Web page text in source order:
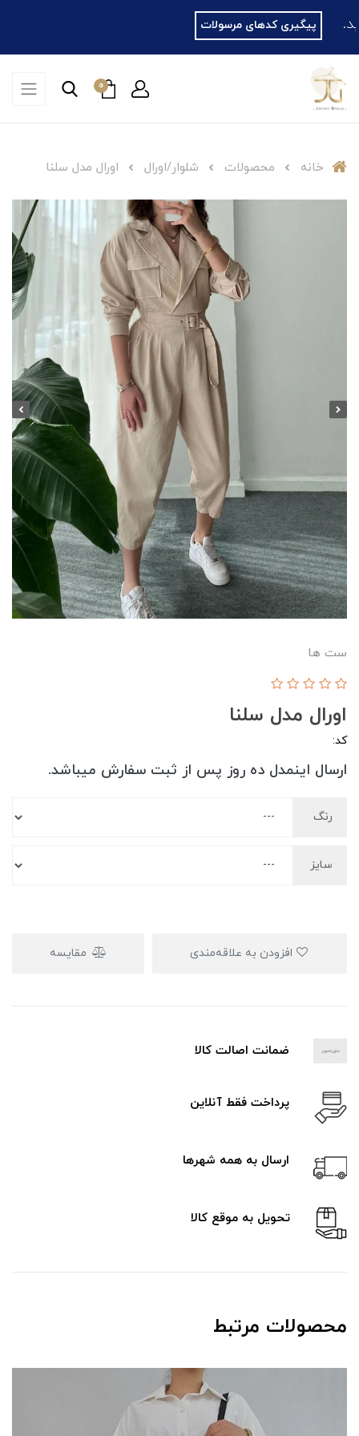
پیگیری کدهای مرسولات
0
خانه محصولات شلوار/اورال اورال مدل سلنا
ست ها
اورال مدل سلنا
کد:
ارسال اینمدل ده روز پس از ثبت سفارش میباشد.
رنگ
سایز
مقایسه
ضمانت اصالت کالا
پرداخت فقط آنلاین
ارسال به همه شهرها
تحویل به موقع کالا
محصولات مرتبط